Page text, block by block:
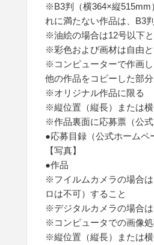
※B3判（横364×縦515mm
れに満たない作品は、B3
※油絵の場合は12号以下
※彩色および画材は自由と
※コンピューターで作画し
他の作品をコピーした部
※オリジナル作品に限る
※縦位置（縦長）または
※作品裏面に応募票（公
●応募目録（公式ホームペ
【写真】
●作品
※フイルムカメラの場合
ロは不可）すること
※デジタルカメラの場合
※コンピュータでの画像
※縦位置（縦長）または